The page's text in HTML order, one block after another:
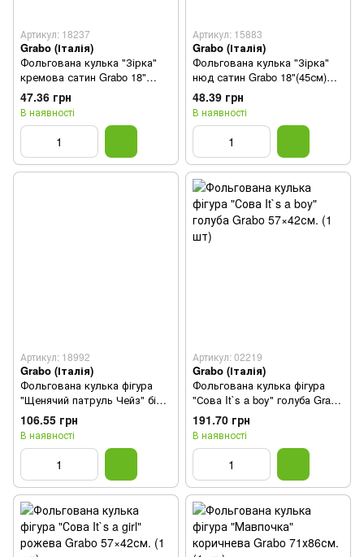
Артикул: 18237
Grabo (Італія)
Фольгована кулька "Зірка"
кремова сатин Grabo 18"
(45см) 1шт., в уп.
47.36 грн
В наявності
Артикул: 15883
Grabo (Італія)
Фольгована кулька "Зірка"
нюд сатин Grabo 18"(45см)
1шт., в уп.
48.39 грн
В наявності
Артикул: 18992
Grabo (Італія)
Фольгована кулька фігура
"Щенячий патруль Чейз" біла
Grabo 24" (1 шт)
106.55 грн
В наявності
Артикул: 02219
Grabo (Італія)
Фольгована кулька фігура
"Сова It`s a boy" голуба Grabo
57×42см. (1 шт)
191.70 грн
В наявності